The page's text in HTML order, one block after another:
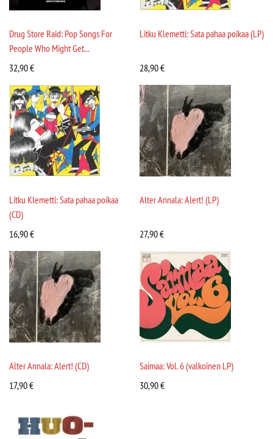
Drug Store Raid: Pop Songs For
People Who Might Get...
32,90€
Litku Klemetti: Sata pahaa poikaa (LP)
28,90€
Litku Klemetti: Sata pahaa poikaa
(CD)
16,90€
Alter Annala: Alert! (LP)
27,90€
Alter Annala: Alert! (CD)
17,90€
Saimaa: Vol. 6 (valkoinen LP)
30,90€